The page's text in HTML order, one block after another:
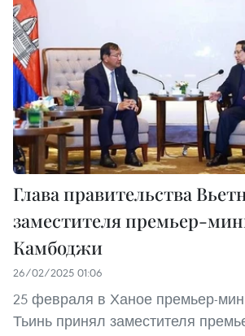
Глава правительства
заместителя премьер-
Камбоджи
26/02/2025 01:06
25 февраля в Ханое премьер-
Тьинь принял заместителя